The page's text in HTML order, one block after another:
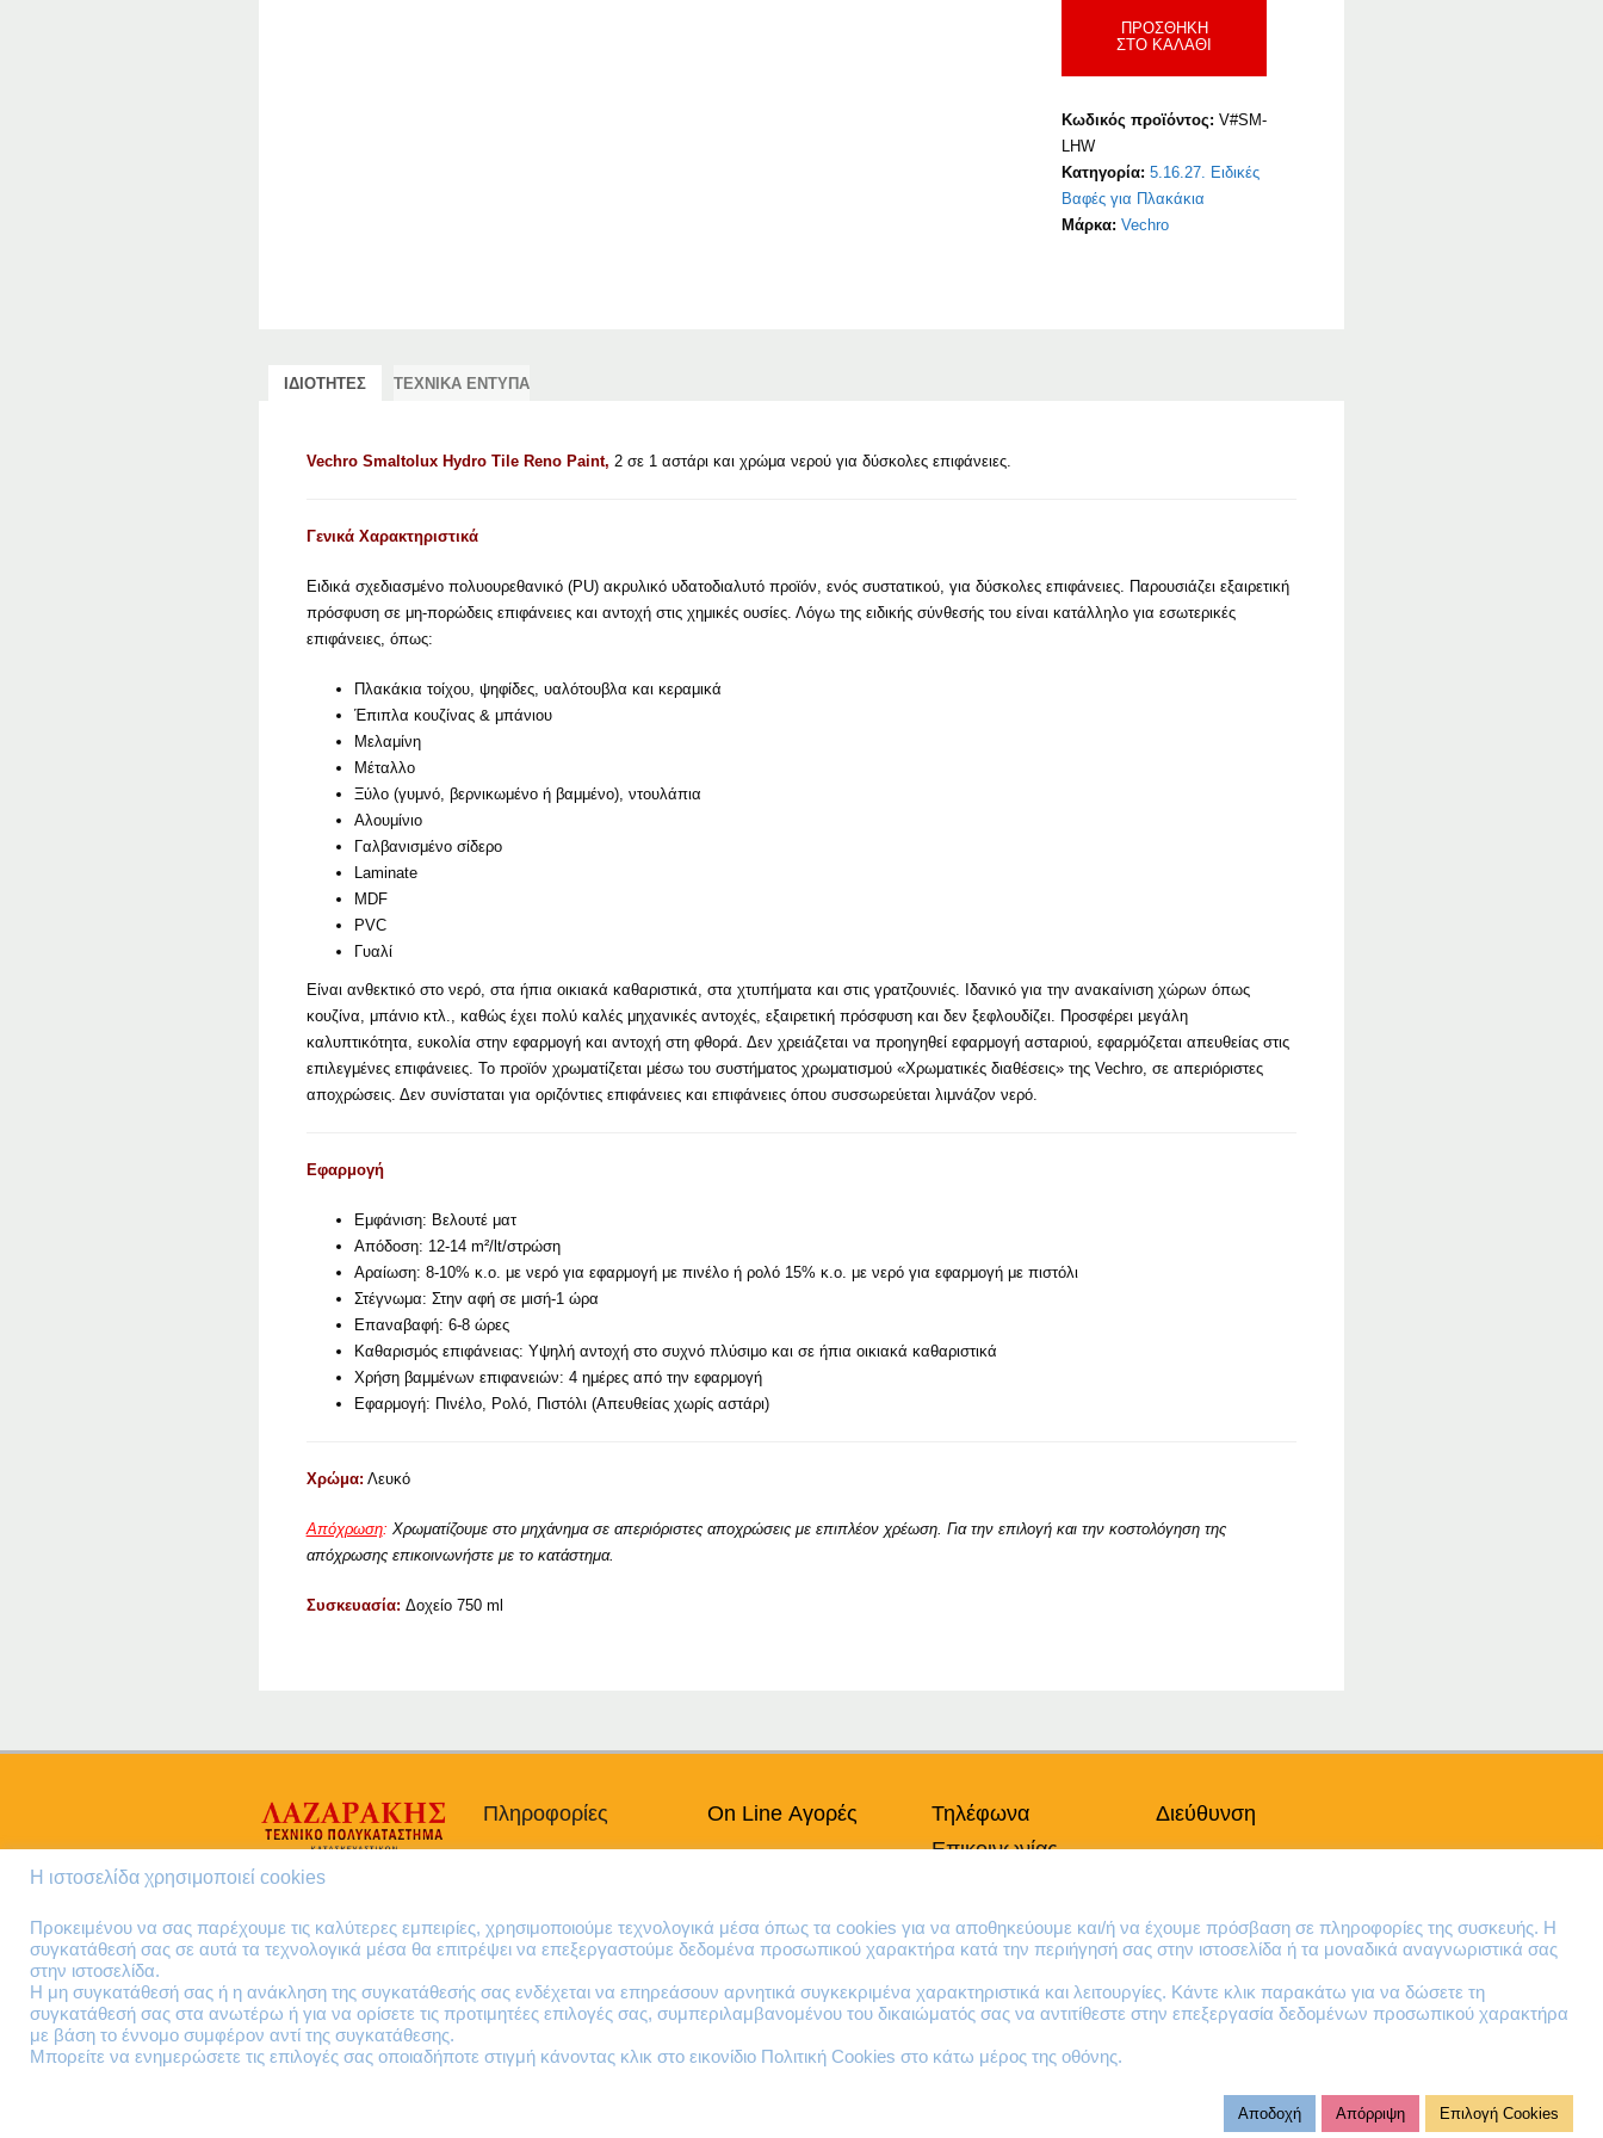
Paint
ΠΡΟΣΘΉΚΗ
ΣΤΟ ΚΑΛΆΘΙ
Κωδικός προϊόντος: V#SM-
LHW
Κατηγορία: 5.16.27. Ειδικές
Βαφές για Πλακάκια
Μάρκα: Vechro
ΙΔΙΟΤΗΤΕΣ ΤΕΧΝΙΚΑ ΕΝΤΥΠΑ
Vechro Smaltolux Hydro Tile Reno Paint, 2 σε 1 αστάρι και χρώμα νερού για δύσκολες επιφάνειες.
Γενικά Χαρακτηριστικά
Ειδικά σχεδιασμένο πολυουρεθανικό (PU) ακρυλικό υδατοδιαλυτό προϊόν, ενός συστατικού, για δύσκολες επιφάνειες. Παρουσιάζει εξαιρετική
πρόσφυση σε μη-πορώδεις επιφάνειες και αντοχή στις χημικές ουσίες. Λόγω της ειδικής σύνθεσής του είναι κατάλληλο για εσωτερικές
επιφάνειες, όπως:
Πλακάκια τοίχου, ψηφίδες, υαλότουβλα και κεραμικά
Έπιπλα κουζίνας & μπάνιου
Μελαμίνη
Μέταλλο
Ξύλο (γυμνό, βερνικωμένο ή βαμμένο), ντουλάπια
Αλουμίνιο
Γαλβανισμένο σίδερο
Laminate
MDF
PVC
Γυαλί
Είναι ανθεκτικό στο νερό, στα ήπια οικιακά καθαριστικά, στα χτυπήματα και στις γρατζουνιές. Ιδανικό για την ανακαίνιση χώρων όπως
κουζίνα, μπάνιο κτλ., καθώς έχει πολύ καλές μηχανικές αντοχές, εξαιρετική πρόσφυση και δεν ξεφλουδίζει. Προσφέρει μεγάλη
καλυπτικότητα, ευκολία στην εφαρμογή και αντοχή στη φθορά. Δεν χρειάζεται να προηγηθεί εφαρμογή ασταριού, εφαρμόζεται απευθείας στις
επιλεγμένες επιφάνειες. Το προϊόν χρωματίζεται μέσω του συστήματος χρωματισμού «Χρωματικές διαθέσεις» της Vechro, σε απεριόριστες
αποχρώσεις. Δεν συνίσταται για οριζόντιες επιφάνειες και επιφάνειες όπου συσσωρεύεται λιμνάζον νερό.
Εφαρμογή
Εμφάνιση: Βελουτέ ματ
Απόδοση: 12-14 m²/lt/στρώση
Αραίωση: 8-10% κ.ο. με νερό για εφαρμογή με πινέλο ή ρολό 15% κ.ο. με νερό για εφαρμογή με πιστόλι
Στέγνωμα: Στην αφή σε μισή-1 ώρα
Επαναβαφή: 6-8 ώρες
Καθαρισμός επιφάνειας: Υψηλή αντοχή στο συχνό πλύσιμο και σε ήπια οικιακά καθαριστικά
Χρήση βαμμένων επιφανειών: 4 ημέρες από την εφαρμογή
Εφαρμογή: Πινέλο, Ρολό, Πιστόλι (Απευθείας χωρίς αστάρι)
Χρώμα: Λευκό
Απόχρωση: Χρωματίζουμε στο μηχάνημα σε απεριόριστες αποχρώσεις με επιπλέον χρέωση. Για την επιλογή και την κοστολόγηση της
απόχρωσης επικοινωνήστε με το κατάστημα.
Συσκευασία: Δοχείο 750 ml
Πληροφορίες On Line Αγορές
Επιστροφές Προϊόντων
Τηλέφωνα
Επικοινωνίας
210 41 13 280
Διεύθυνση
Τ.Κ. 182 33
Email
Η ιστοσελίδα χρησιμοποιεί cookies
Προκειμένου να σας παρέχουμε τις καλύτερες εμπειρίες, χρησιμοποιούμε τεχνολογικά μέσα όπως τα cookies για να αποθηκεύουμε και/ή να έχουμε πρόσβαση σε πληροφορίες της συσκευής. Η
συγκατάθεσή σας σε αυτά τα τεχνολογικά μέσα θα επιτρέψει να επεξεργαστούμε δεδομένα προσωπικού χαρακτήρα κατά την περιήγησή σας στην ιστοσελίδα ή τα μοναδικά αναγνωριστικά σας
στην ιστοσελίδα.
Η μη συγκατάθεσή σας ή η ανάκληση της συγκατάθεσής σας ενδέχεται να επηρεάσουν αρνητικά συγκεκριμένα χαρακτηριστικά και λειτουργίες. Κάντε κλικ παρακάτω για να δώσετε τη
συγκατάθεσή σας στα ανωτέρω ή για να ορίσετε τις προτιμητέες επιλογές σας, συμπεριλαμβανομένου του δικαιώματός σας να αντιτίθεστε στην επεξεργασία δεδομένων προσωπικού χαρακτήρα
με βάση το έννομο συμφέρον αντί της συγκατάθεσης.
Μπορείτε να ενημερώσετε τις επιλογές σας οποιαδήποτε στιγμή κάνοντας κλικ στο εικονίδιο Πολιτική Cookies στο κάτω μέρος της οθόνης.
Αποδοχή Απόρριψη Επιλογή Cookies